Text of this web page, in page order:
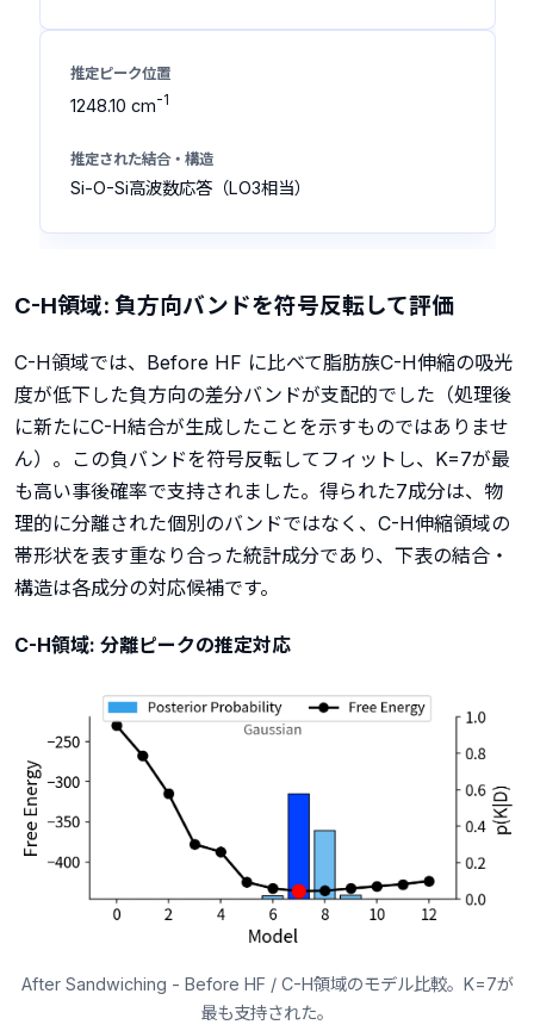
1248.10 cm-1
Si-O-Si高波数応答（LO3相当）
C-H領域: 負方向バンドを符号反転して評価
C-H領域では、Before HF に比べて脂肪族C-H伸縮の吸光
度が低下した負方向の差分バンドが支配的でした（処理後
に新たにC-H結合が生成したことを示すものではありませ
ん）。この負バンドを符号反転してフィットし、K=7が最
も高い事後確率で支持されました。得られた7成分は、物
理的に分離された個別のバンドではなく、C-H伸縮領域の
帯形状を表す重なり合った統計成分であり、下表の結合・
構造は各成分の対応候補です。
C-H領域: 分離ピークの推定対応
After Sandwiching - Before HF / C-H領域のモデル比較。K=7が
最も支持された。